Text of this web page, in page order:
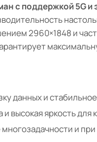
с поддержкой 5G и
2960×1848 и
данных и
и высокая яркость
и